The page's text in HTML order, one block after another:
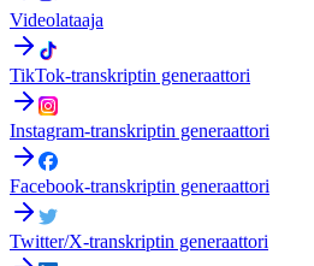
Videolataaja
TikTok-transkriptin generaattori
Instagram-transkriptin generaattori
Facebook-transkriptin generaattori
Twitter/X-transkriptin generaattori